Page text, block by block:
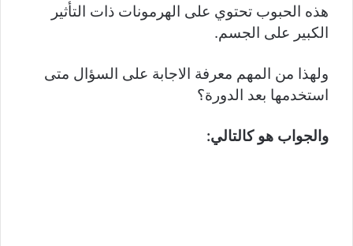
هذه الحبوب تحتوي على الهرمونات ذات التأثير
الكبير على الجسم.
ولهذا من المهم معرفة الاجابة على السؤال متى
استخدمها بعد الدورة؟
والجواب هو كالتالي: